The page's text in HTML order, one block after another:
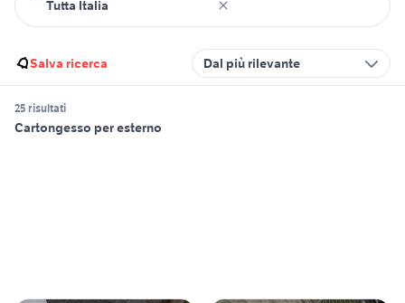
Salva ricerca Dal più rilevante
25 risultati
Cartongesso per esterno